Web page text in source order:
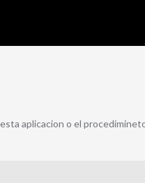
aplicacion o el